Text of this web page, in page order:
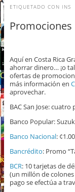
ETIQUETADO CON INS
Aquí en Costa Rica
ahorrar dinero… ¡o
ofertas de
más información en
aprovechar.
BAC San Jose: cuatro
Banco Popular:
Banco Nacional:
Bancrédito: Promo
BCR: 10 tarjetas de
(un millón de colones
pago se efectúa a